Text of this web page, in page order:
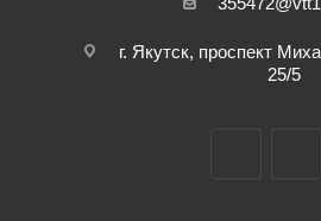
г. Якутск, проспект
25/5